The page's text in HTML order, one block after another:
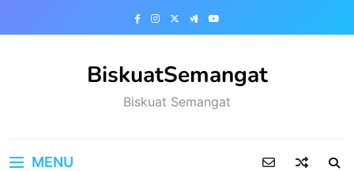
BiskuatSemangat
Biskuat Semangat
MENU